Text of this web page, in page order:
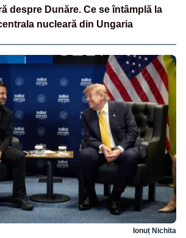
despre Dunăre. Ce se întâmplă la
nucleară din Ungaria
Ionuț Nichita